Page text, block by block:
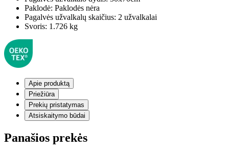
Paklodė: Paklodės nėra
Pagalvės užvalkalų skaičius: 2 užvalkalai
Svoris: 1.726 kg
Apie produktą
Priežiūra
Prekių pristatymas
Atsiskaitymo būdai
Panašios prekės